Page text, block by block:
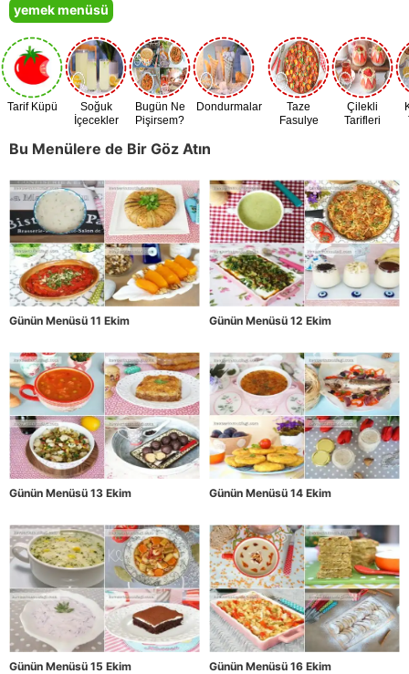
yemek menüsü
Tarif Küpü
Soğuk
İçecekler
Bugün Ne
Pişirsem?
Dondurmalar
Taze
Fasulye
Çilekli
Tarifleri
Bu Menülere de Bir Göz Atın
Günün Menüsü 11 Ekim Günün Menüsü 12 Ekim
Günün Menüsü 13 Ekim Günün Menüsü 14 Ekim
Günün Menüsü 15 Ekim Günün Menüsü 16 Ekim